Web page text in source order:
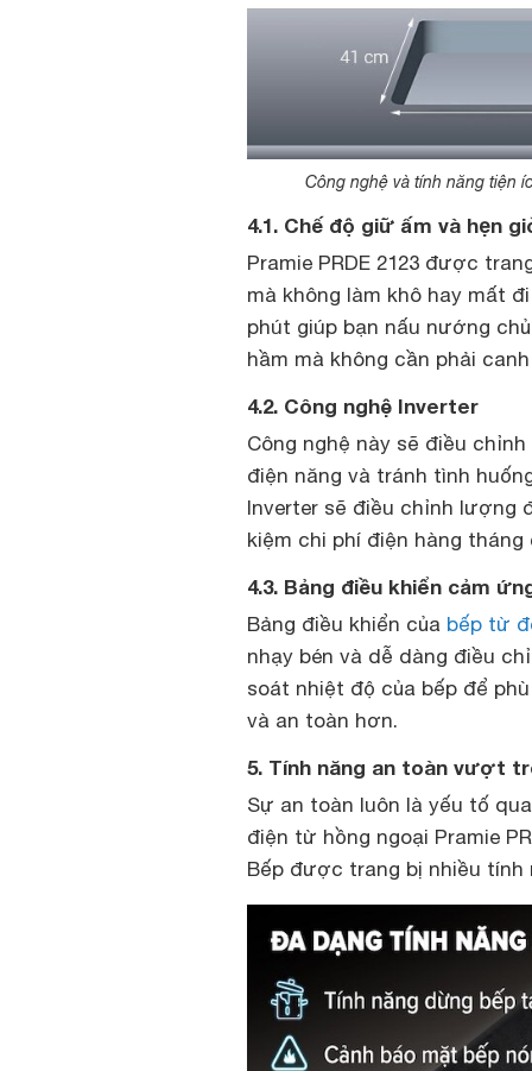
Công nghệ và tính năng tiện
4.1. Chế độ giữ ấm và hẹn
Pramie PRDE 2123 được
mà không làm khô hay mất
phút giúp bạn nấu nướng
hầm mà không cần phải
4.2. Công nghệ Inverter
Công nghệ này sẽ điều
điện năng và tránh tình
Inverter sẽ điều chỉnh lượng
kiệm chi phí điện hàng tháng
4.3. Bảng điều khiển cảm
Bảng điều khiển của bếp từ
nhạy bén và dễ dàng điều
soát nhiệt độ của bếp để
và an toàn hơn.
5. Tính năng an toàn vượt
Sự an toàn luôn là yếu tố
điện từ hồng ngoại Pramie
Bếp được trang bị nhiều tính